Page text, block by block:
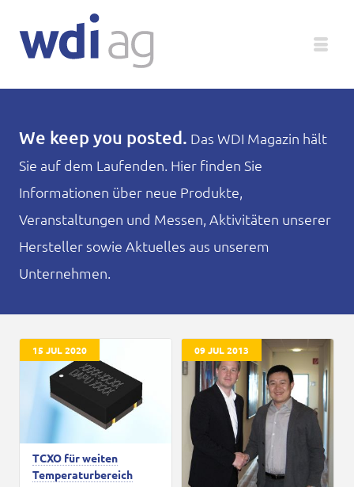
Unternehmen
Produkte
Service
Magazin
Karriere
Kontakt
We keep you posted. Das WDI Magazin hält
Sie auf dem Laufenden. Hier finden Sie
Informationen über neue Produkte,
Veranstaltungen und Messen, Aktivitäten unserer
Hersteller sowie Aktuelles aus unserem
Unternehmen.
15 JUL 2020
TCXO für weiten
Temperaturbereich
09 JUL 2013